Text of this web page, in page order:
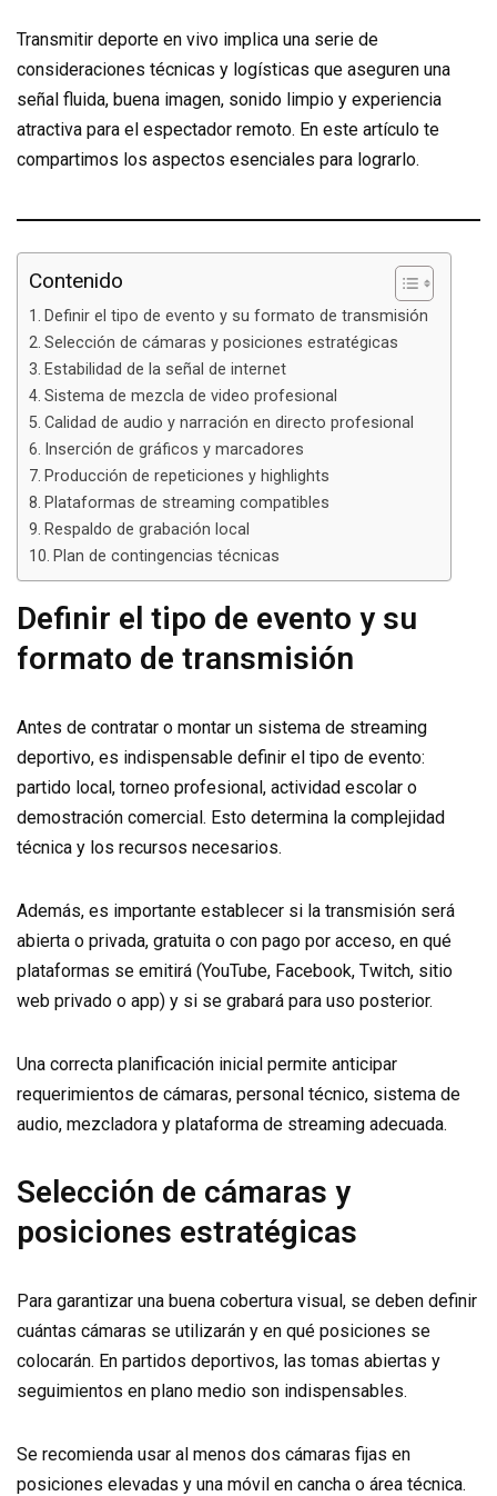
Transmitir deporte en vivo implica una serie de
consideraciones técnicas y logísticas que aseguren una
señal fluida, buena imagen, sonido limpio y experiencia
atractiva para el espectador remoto. En este artículo te
compartimos los aspectos esenciales para lograrlo.
Contenido
Definir el tipo de evento y su formato de transmisión
Selección de cámaras y posiciones estratégicas
Estabilidad de la señal de internet
Sistema de mezcla de video profesional
Calidad de audio y narración en directo profesional
Inserción de gráficos y marcadores
Producción de repeticiones y highlights
Plataformas de streaming compatibles
Respaldo de grabación local
Plan de contingencias técnicas
Definir el tipo de evento y su
formato de transmisión
Antes de contratar o montar un sistema de streaming
deportivo, es indispensable definir el tipo de evento:
partido local, torneo profesional, actividad escolar o
demostración comercial. Esto determina la complejidad
técnica y los recursos necesarios.
Además, es importante establecer si la transmisión será
abierta o privada, gratuita o con pago por acceso, en qué
plataformas se emitirá (YouTube, Facebook, Twitch, sitio
web privado o app) y si se grabará para uso posterior.
Una correcta planificación inicial permite anticipar
requerimientos de cámaras, personal técnico, sistema de
audio, mezcladora y plataforma de streaming adecuada.
Selección de cámaras y
posiciones estratégicas
Para garantizar una buena cobertura visual, se deben definir
cuántas cámaras se utilizarán y en qué posiciones se
colocarán. En partidos deportivos, las tomas abiertas y
seguimientos en plano medio son indispensables.
Se recomienda usar al menos dos cámaras fijas en
posiciones elevadas y una móvil en cancha o área técnica.